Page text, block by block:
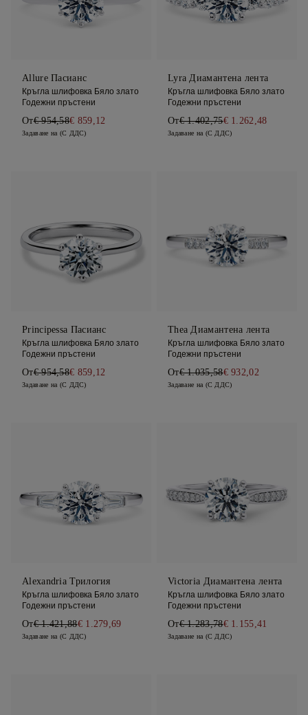
Allure Пасианс
Кръгла шлифовка Бяло злато
Годежни пръстени
От€ 954,58€ 859,12
Задаване на (С ДДС)
Lyra Диамантена лента
Кръгла шлифовка Бяло злато
Годежни пръстени
От€ 1.402,75€ 1.262,48
Задаване на (С ДДС)
Principessa Пасианс
Кръгла шлифовка Бяло злато
Годежни пръстени
От€ 954,58€ 859,12
Задаване на (С ДДС)
Thea Диамантена лента
Кръгла шлифовка Бяло злато
Годежни пръстени
От€ 1.035,58€ 932,02
Задаване на (С ДДС)
Alexandria Трилогия
Кръгла шлифовка Бяло злато
Годежни пръстени
От€ 1.421,88€ 1.279,69
Задаване на (С ДДС)
Victoria Диамантена лента
Кръгла шлифовка Бяло злато
Годежни пръстени
От€ 1.283,78€ 1.155,41
Задаване на (С ДДС)